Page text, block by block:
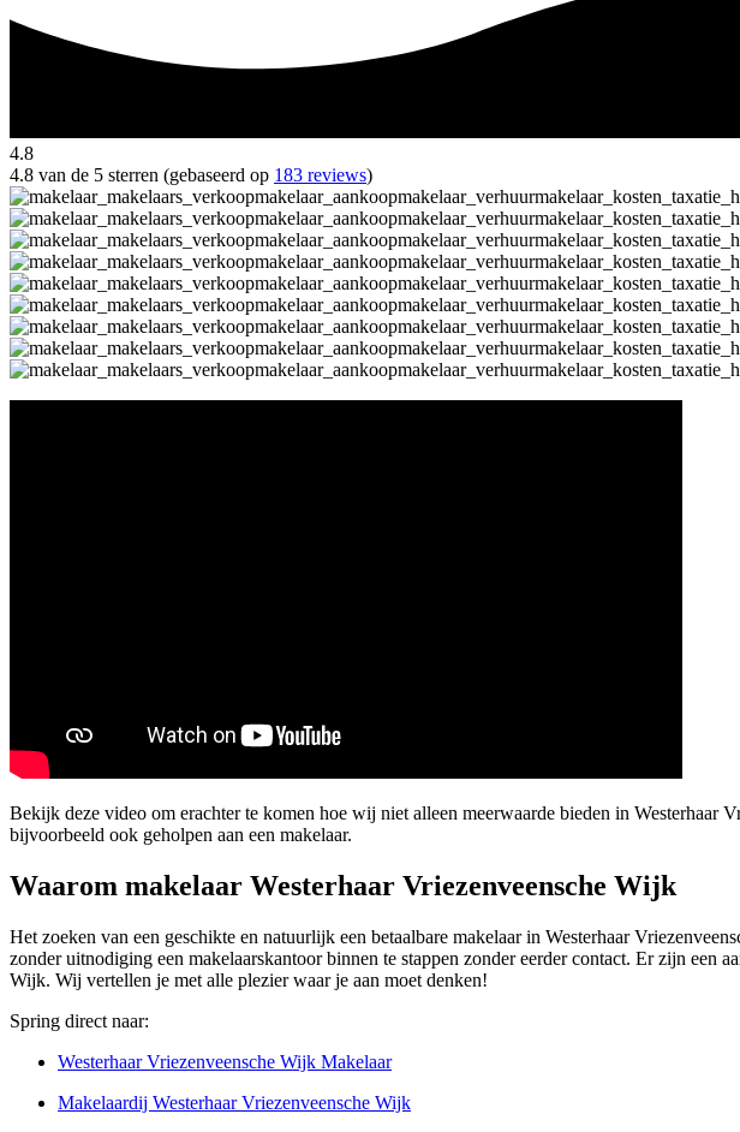
4.8
4.8 van de 5 sterren (gebaseerd op 183 reviews)
Bekijk deze video om erachter te komen hoe wij niet alleen meerwaarde bieden in
bijvoorbeeld ook geholpen aan een makelaar.
Waarom makelaar Westerhaar Vriezenveensche Wijk
Het zoeken van een geschikte en natuurlijk een betaalbare makelaar in Westerhaar
zonder uitnodiging een makelaarskantoor binnen te stappen zonder eerder contact. Er zijn een
Wijk. Wij vertellen je met alle plezier waar je aan moet denken!
Spring direct naar:
Westerhaar Vriezenveensche Wijk Makelaar
Makelaardij Westerhaar Vriezenveensche Wijk